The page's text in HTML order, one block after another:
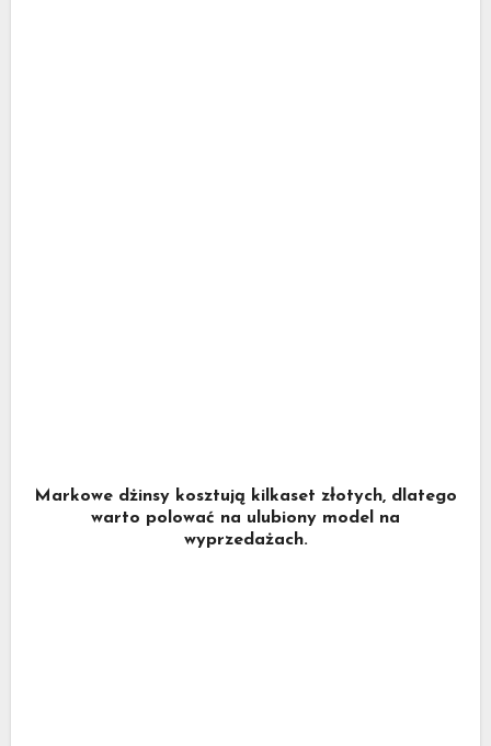
Markowe dżinsy kosztują kilkaset złotych, dlatego
warto polować na ulubiony model na
wyprzedażach.